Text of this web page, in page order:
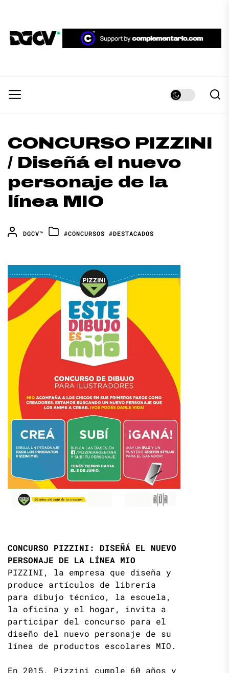
the
content
DGCV™
CONCURSO PIZZINI
/ Diseñá el nuevo
personaje de la
línea MIO
DGCV™ #CONCURSOS #DESTACADOS
CONCURSO PIZZINI: DISEÑÁ EL NUEVO
PERSONAJE DE LA LÍNEA MIO
PIZZINI, la empresa que diseña y
produce artículos de librería
para dibujo técnico, la escuela,
la oficina y el hogar, invita a
participar del concurso para el
diseño del nuevo personaje de su
línea de productos escolares MIO.
En 2015, Pizzini cumple 60 años y